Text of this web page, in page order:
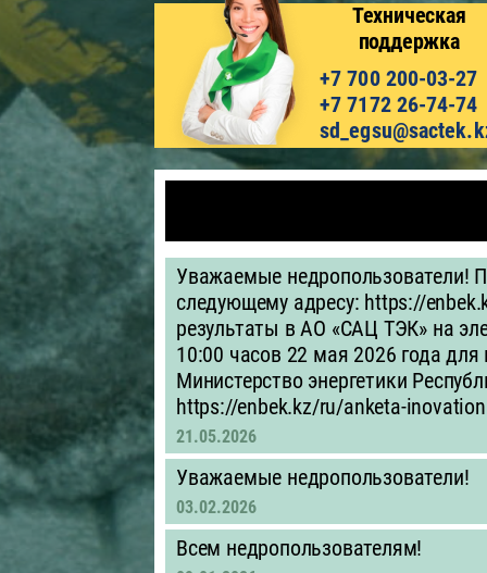
Техническая
поддержка
+7 700 200-03-27
+7 7172 26-74-74
Уважаемые недропользователи!
следующему адресу: https://
результаты в АО «САЦ ТЭК» на
10:00 часов 22 мая 2026 года
Министерство энергетики
https://enbek.kz/ru/anketa-
21.05.2026
Уважаемые недропользователи!
03.02.2026
Всем недропользователям!